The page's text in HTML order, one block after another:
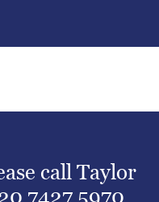
call Taylor
7427 5970